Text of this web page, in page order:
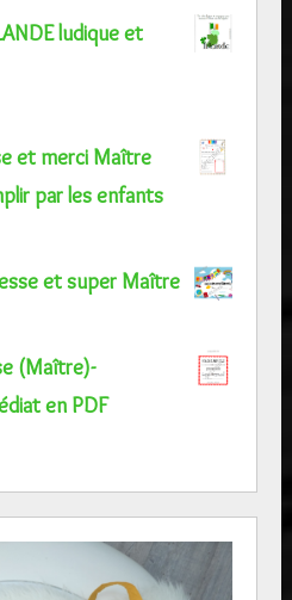
ludique et
et merci Maître
par les enfants
et super Maître
(Maître)-
en PDF